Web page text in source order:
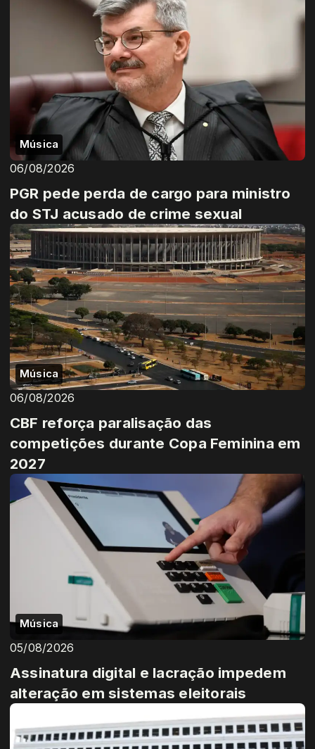
Música
06/08/2026
PGR pede perda de cargo para ministro
do STJ acusado de crime sexual
Música
06/08/2026
CBF reforça paralisação das
competições durante Copa Feminina em
2027
Música
05/08/2026
Assinatura digital e lacração impedem
alteração em sistemas eleitorais